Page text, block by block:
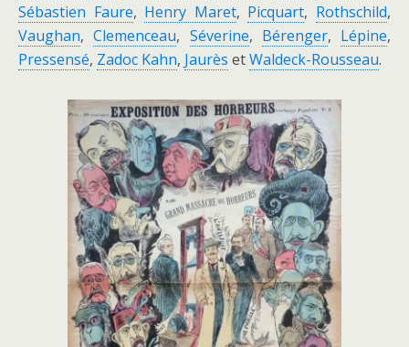
Sébastien Faure, Henry Maret, Picquart, Rothschild,
Vaughan,Clemenceau, Séverine, Bérenger, Lépine,
Pressensé, Zadoc Kahn, Jaurès etWaldeck-Rousseau.